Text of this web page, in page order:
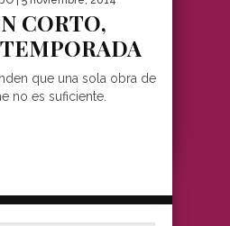
CORTO,
que una sola obra de
no es suficiente.